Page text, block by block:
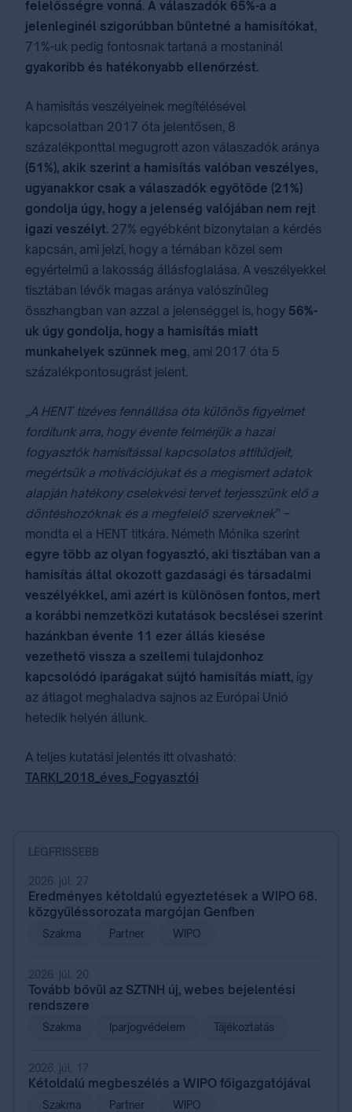
felelősségre vonná. A válaszadók 65%-a a
jelenleginél szigorúbban büntetné a hamisítókat,
71%-uk pedig fontosnak tartaná a mostaninál
gyakoribb és hatékonyabb ellenőrzést.
A hamisítás veszélyeinek megítélésével
kapcsolatban 2017 óta jelentősen, 8
százalékponttal megugrott azon válaszadók aránya
(51%), akik szerint a hamisítás valóban veszélyes,
ugyanakkor csak a válaszadók egyötöde (21%)
gondolja úgy, hogy a jelenség valójában nem rejt
igazi veszélyt. 27% egyébként bizonytalan a kérdés
kapcsán, ami jelzi, hogy a témában közel sem
egyértelmű a lakosság állásfoglalása. A veszélyekkel
tisztában lévők magas aránya valószínűleg
összhangban van azzal a jelenséggel is, hogy 56%-
uk úgy gondolja, hogy a hamisítás miatt
munkahelyek szűnnek meg, ami 2017 óta 5
százalékpontosugrást jelent.
„A HENT tízéves fennállása óta különös figyelmet
fordítunk arra, hogy évente felmérjük a hazai
fogyasztók hamisítással kapcsolatos attitűdjeit,
megértsük a motivációjukat és a megismert adatok
alapján hatékony cselekvési tervet terjesszünk elő a
döntéshozóknak és a megfelelő szerveknek” –
mondta el a HENT titkára. Németh Mónika szerint
egyre több az olyan fogyasztó, aki tisztában van a
hamisítás által okozott gazdasági és társadalmi
veszélyékkel, ami azért is különösen fontos, mert
a korábbi nemzetközi kutatások becslései szerint
hazánkban évente 11 ezer állás kiesése
vezethető vissza a szellemi tulajdonhoz
kapcsolódó iparágakat sújtó hamisítás miatt, így
az átlagot meghaladva sajnos az Európai Unió
hetedik helyén állunk.
A teljes kutatási jelentés itt olvasható:
TARKI_2018_éves_Fogyasztói
LEGFRISSEBB
2026. júl. 27.
Eredményes kétoldalú egyeztetések a WIPO 68.
közgyűléssorozata margójan Genfben
Szakma Partner WIPO
2026. júl. 20.
Tovább bővül az SZTNH új, webes bejelentési
rendszere
Szakma Iparjogvédelem Tájékoztatás
2026. júl. 17.
Kétoldalú megbeszélés a WIPO főigazgatójával
Szakma Partner WIPO